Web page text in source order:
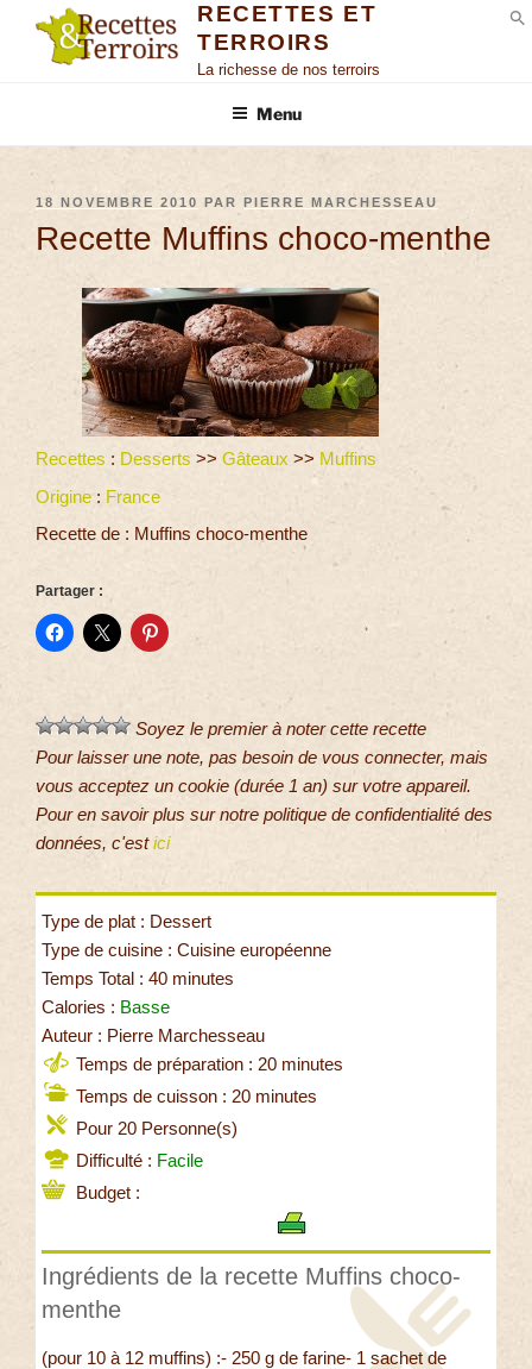
RECETTES ET
TERROIRS
La richesse de nos terroirs
Menu
18 NOVEMBRE 2010 PAR PIERRE MARCHESSEAU
Recette Muffins choco-menthe
Recettes : Desserts >> Gâteaux >> Muffins
Origine : France
Recette de : Muffins choco-menthe
Partager :
Soyez le premier à noter cette recette
Pour laisser une note, pas besoin de vous connecter, mais
vous acceptez un cookie (durée 1 an) sur votre appareil.
Pour en savoir plus sur notre politique de confidentialité des
données, c'estici
Type de plat : Dessert
Type de cuisine : Cuisine européenne
Temps Total : 40 minutes
Calories : Basse
Auteur : Pierre Marchesseau
Temps de préparation : 20 minutes
Temps de cuisson : 20 minutes
Pour 20 Personne(s)
Difficulté : Facile
Budget :
Ingrédients de la recette Muffins choco-
menthe
(pour 10 à 12 muffins) :- 250 g de farine- 1 sachet de